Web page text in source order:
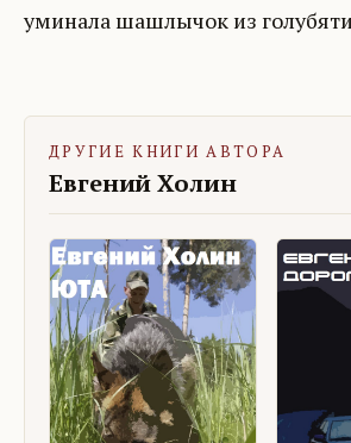
уминала шашлычок из
ДРУГИЕ КНИГИ АВТОРА
Евгений Холин